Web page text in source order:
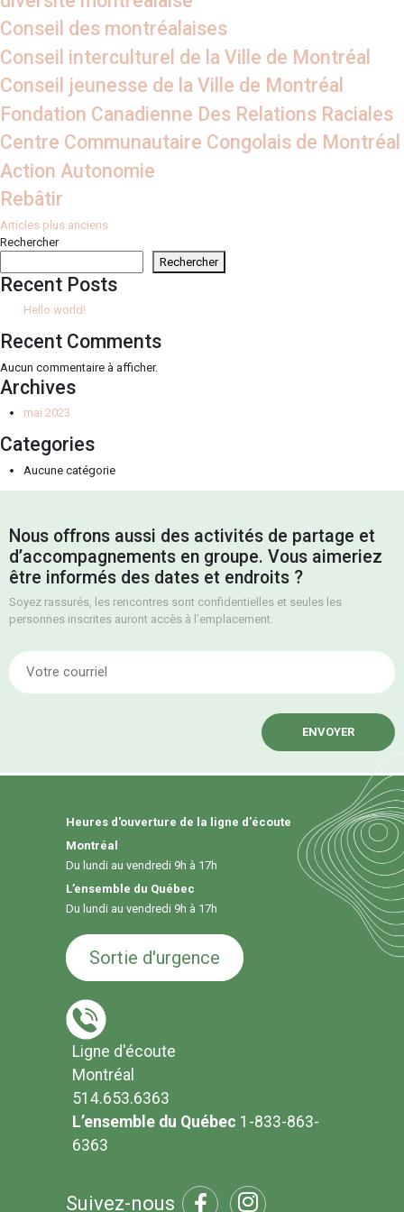
Conseil des montréalaises
Conseil interculturel de la Ville de Montréal
Conseil jeunesse de la Ville de Montréal
Fondation Canadienne Des Relations Raciales
Centre Communautaire Congolais de Montréal
Action Autonomie
Rebâtir
Navigation
des
articles
Articles plus anciens
Rechercher
Rechercher
Recent Posts
Hello world!
Recent Comments
Aucun commentaire à afficher.
Archives
mai 2023
Categories
Aucune catégorie
Nous offrons aussi des activités de partage et
d’accompagnements en groupe. Vous aimeriez
être informés des dates et endroits ?
Soyez rassurés, les rencontres sont confidentielles et seules les
personnes inscrites auront accès à l’emplacement.
Heures d'ouverture de la ligne d'écoute
Montréal
Du lundi au vendredi 9h à 17h
L’ensemble du Québec
Du lundi au vendredi 9h à 17h
Sortie d'urgence
Ligne d'écoute
Montréal
514.653.6363
L’ensemble du Québec 1-833-863-
6363
Suivez-nous